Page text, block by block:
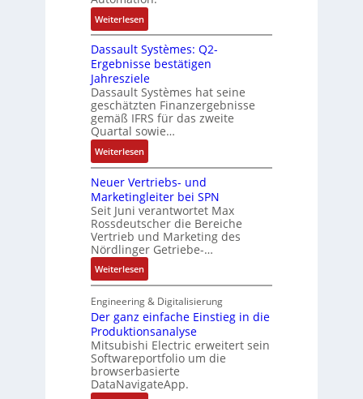
l
a
g
e
n
b
a
u
:
P
o
s
i
t
i
v
e
M
o
m
e
n
t
a
u
f
i
t
E
n
c
o
d
e
r
r
i
a
n
g
u
l
a
t
i
o
n
c
k
r
a
t
d
e
r
F
a
b
r
i
k
Weiterlesen:
R
o
s
e
S
y
s
t
e
m
t
e
c
h
n
k
G
s
c
h
ä
Dassault Systèmes: Q2-
Ergebnisse bestätigen
Jahresziele
Dassault Systèmes hat seine
geschätzten Finanzergebnisse
gemäß IFRS für das zweite
Quartal sowie…
Weiterlesen:
D
a
s
s
a
u
l
t
S
y
s
t
è
m
e
Neuer Vertriebs- und
Marketingleiter bei SPN
Seit Juni verantwortet Max
Rossdeutscher die Bereiche
Vertrieb und Marketing des
Nördlinger Getriebe-…
Weiterlesen:
N
e
u
e
r
V
e
r
Engineering & Digitalisierung
Der ganz einfache Einstieg in die
Produktionsanalyse
Mitsubishi Electric erweitert sein
Softwareportfolio um die
browserbasierte
DataNavigateApp.